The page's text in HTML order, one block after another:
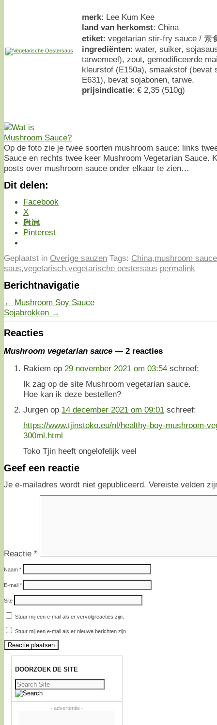
merk: Lee Kum Kee
land van herkomst: China
etiket: vegetarian stir-fry sauce / 素
ingrediënten: water, suiker,
tarwemeel), zout, gemodificeerde
kleurstof (E150a), smaakstof (bevat
E631), bevat sojabonen, tarwe.
prijsindicatie: € 2,35 (510g)
Op de foto zie je twee soorten mushroom sauce: links
Sauce en rechts twee keer Mushroom Vegetarian Sauce.
posts over mushroom sauce onder elkaar te zien…
Dit delen:
Facebook
X
Print
Pinterest
Geplaatst in Overige sauzen Tags: China,mushroom sauce
saus,vegetarisch,vegetarische oestersaus permalink
Berichtnavigatie
← Mushroom Soy Sauce
Sojabrokken →
Reacties
Mushroom vegetarian sauce — 2 reacties
Rakiem op 29 november 2021 om 03:54 schreef:
Ik zag op de site Mushroom vegetarian sauce.
Hoe kan ik deze bestellen?
Jurgen op 14 december 2021 om 09:01 schreef:
https://www.tjinstoko.eu/nl/healthy-boy-mushroom-
300ml.html
Toko Tjin heeft ongelofelijk veel
Geef een reactie
Je e-mailadres wordt niet gepubliceerd. Vereiste velden
Reactie *
Naam *
E-mail *
Site
Stuur mij een e-mail als er vervolgreacties zijn.
Stuur mij een e-mail als er nieuwe berichten zijn.
DOORZOEK DE SITE
Zoeken
naar:
- advertentie -